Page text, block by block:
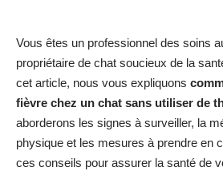
Vous êtes un professionnel des soins
propriétaire de chat soucieux de la
cet article, nous vous expliquons
fièvre chez un chat sans utiliser de
aborderons les signes à surveiller, la
physique et les mesures à prendre en
ces conseils pour assurer la santé de